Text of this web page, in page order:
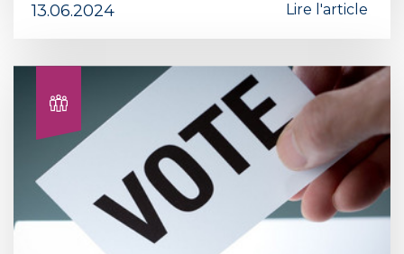
13.06.2024 Lire l'article